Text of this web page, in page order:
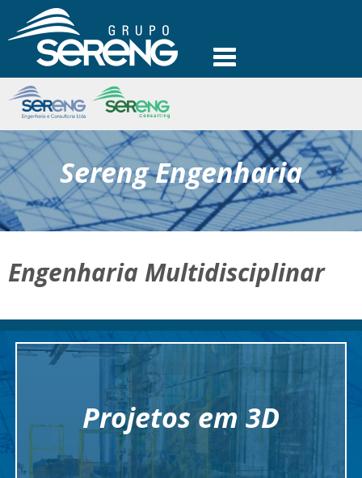
Sereng Engenharia
Engenharia Multidisciplinar
Projetos em 3D